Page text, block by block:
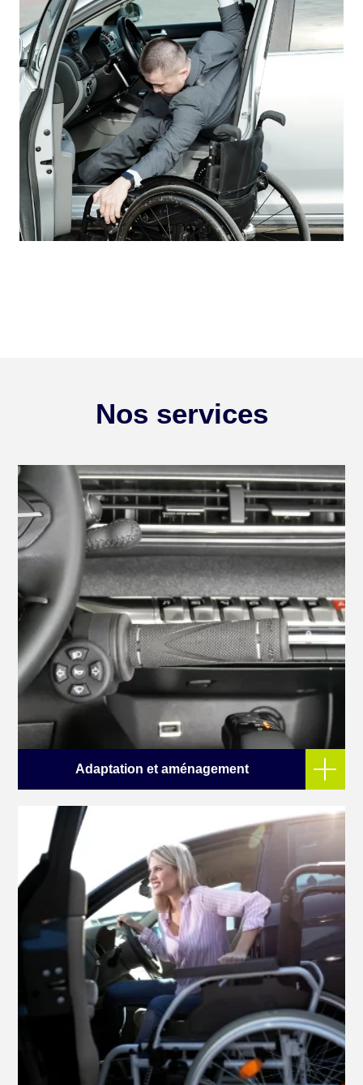
Nos services
Adaptation et aménagement